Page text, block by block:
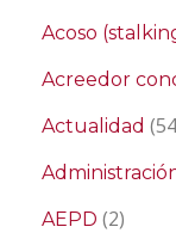
Acoso
Acreedor
Actualidad
AEPD (2)